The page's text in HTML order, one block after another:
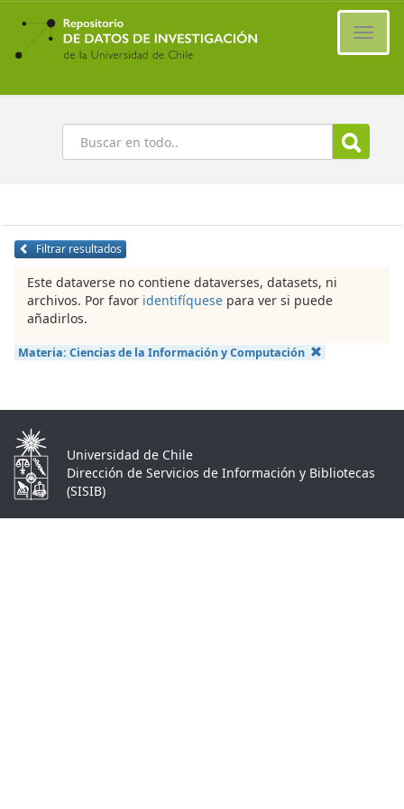
Ir
contenido
principal
Buscar
Filtrar resultados
Este dataverse no contiene dataverses, datasets, ni
archivos. Por favor identifíquese para ver si puede
añadirlos.
Materia: Ciencias de la Información y Computación
Universidad de Chile
Dirección de Servicios de Información y Bibliotecas
(SISIB)